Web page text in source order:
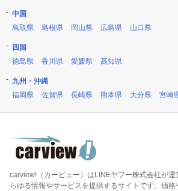
中国
鳥取県
島根県 岡山県 広島県 山口県
四国
徳島県
香川県 愛媛県 高知県
九州・沖縄
福岡県
佐賀県 長崎県 熊本県 大分県 宮崎
carview!（カービュー）はLINEヤフー株式会社が運
らゆる情報やサービスを提供するサイトです。価